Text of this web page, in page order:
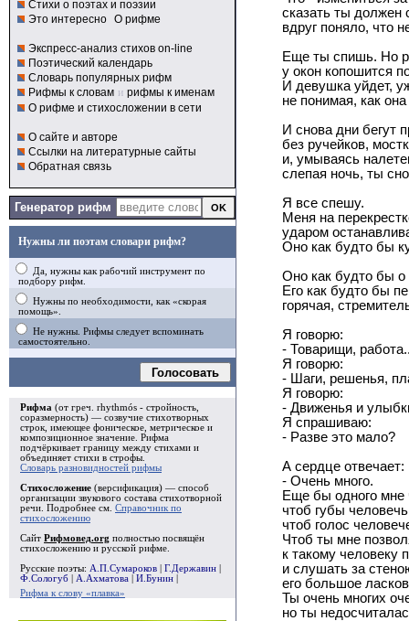
Стихи о поэтах и поэзии
Это интересно О рифме
Экспресс-анализ стихов on-line
Поэтический календарь
Словарь популярных рифм
Рифмы к словам и рифмы к именам
О рифме и стихосложении в сети
О сайте и авторе
Ссылки на литературные сайты
Обратная связь
Генератор рифм
Нужны ли поэтам словари рифм?
Да, нужны как рабочий инструмент по
подбору рифм.
Нужны по необходимости, как «скорая
помощь».
Не нужны. Рифмы следует вспоминать
самостоятельно.
Голосовать
Рифма (от греч. rhythmós - стройность,
соразмерность) — созвучие стихотворных
строк, имеющее фоническое, метрическое и
композиционное значение. Рифма
подчёркивает границу между стихами и
объединяет стихи в строфы
Словарь разновидностей рифмы
Стихосложение (версификация) — способ
организации звукового состава стихотворной
речи. Подробнее см. Справочник по
стихосложению
Сайт Рифмовед.org полностью посвящён
стихосложению и русской рифме.
Русские поэты: А.П.Сумароков Г.Державин
Ф.Сологуб
А.Ахматова И.Бунин
Рифма к слову «плавка»
сказать ты должен
вдруг поняло, что
Еще ты спишь. Но
у окон копошится
И девушка уйдет,
не понимая, как
И снова дни бегут
без ручейков,
и, умываясь
слепая ночь, ты
Я все спешу.
Меня на
ударом
Оно как будто бы
Оно как будто бы о
Его как будто бы
горячая,
Я говорю:
- Товарищи,
Я говорю:
- Шаги, решенья,
Я говорю:
- Движенья и
Я спрашиваю:
- Разве это мало?
А сердце отвечает:
- Очень много.
Еще бы одного мне
чтоб губы
чтоб голос
Чтоб ты мне
к такому человеку
и слушать за
его большое
Ты очень многих
но ты